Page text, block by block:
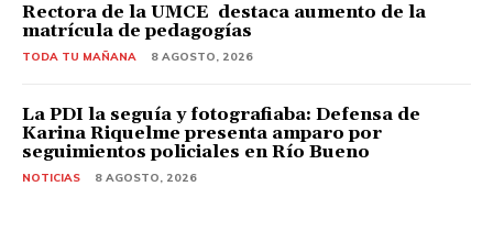
Rectora de la UMCE destaca aumento de la
matrícula de pedagogías
TODA TU MAÑANA 8 AGOSTO, 2026
La PDI la seguía y fotografiaba: Defensa de
Karina Riquelme presenta amparo por
seguimientos policiales en Río Bueno
NOTICIAS 8 AGOSTO, 2026